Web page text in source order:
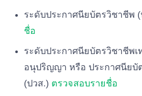
ระดับประกาศนียบัตรวิชาชีพ
ชื่อ
ระดับประกาศนียบัตรวิชาชีพ
อนุปริญญา หรือ ประกาศนียบั
(ปวส.) ตรวจสอบรายชื่อ